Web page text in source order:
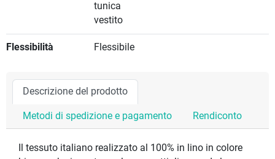
tunica
vestito
Flessibilità Flessibile
Descrizione del prodotto
Metodi di spedizione e pagamento Rendiconto
Il tessuto italiano realizzato al 100% in lino in colore